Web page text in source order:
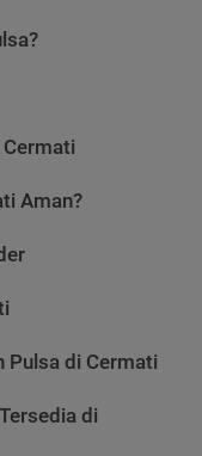
Aman?
Pulsa di Cermati
di